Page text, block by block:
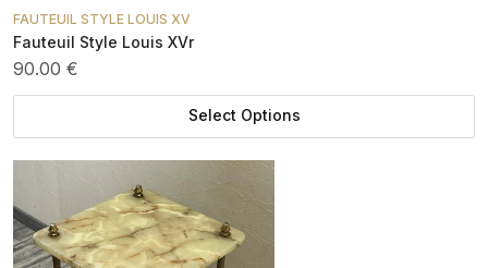
FAUTEUIL STYLE LOUIS XV
Fauteuil Style Louis XVr
90.00 €
Select Options